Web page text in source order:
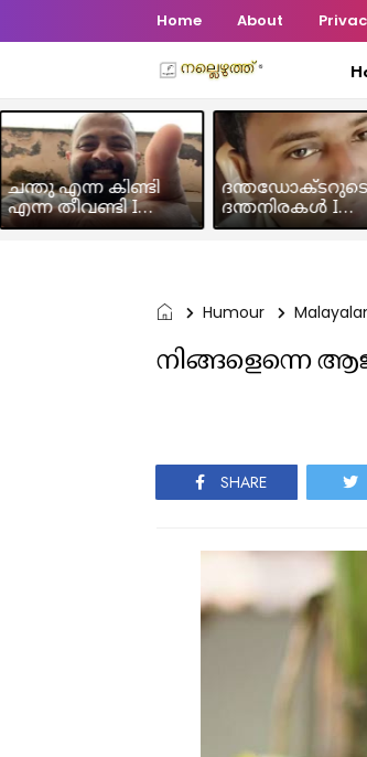
Home About
ചന്തു എന്ന കിണ്ടി
എന്ന തീവണ്ടി I
Humour Story I Rajeev
ദന്തനിരകൾ I
Humour I
Humour
നിങ്ങളെന്നെ
SHARE